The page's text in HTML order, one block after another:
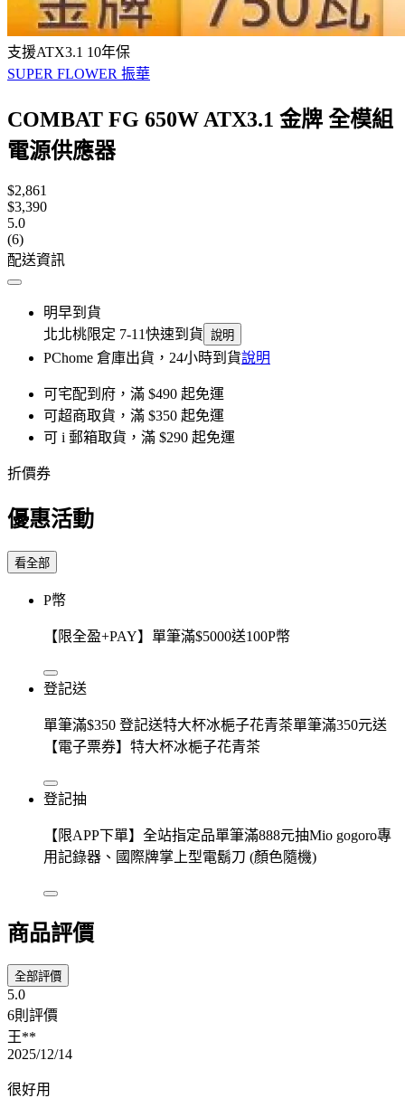
支援ATX3.1 10年保
SUPER FLOWER 振華
COMBAT FG 650W ATX3.1 金牌 全模組
電源供應器
$2,861
$3,390
5.0
(6)
配送資訊
明早到貨
北北桃限定 7-11快速到貨 說明
PChome 倉庫出貨，24小時到貨說明
可宅配到府，滿 $490 起免運
可超商取貨，滿 $350 起免運
可 i 郵箱取貨，滿 $290 起免運
折價券
優惠活動
看全部
P幣
【限全盈+PAY】單筆滿$5000送100P幣
登記送
單筆滿$350 登記送特大杯冰梔子花青茶單筆滿350元送
【電子票券】特大杯冰梔子花青茶
登記抽
【限APP下單】全站指定品單筆滿888元抽Mio gogoro專
用記錄器、國際牌掌上型電鬍刀 (顏色隨機)
商品評價
全部評價
5.0
6則評價
王**
2025/12/14
很好用